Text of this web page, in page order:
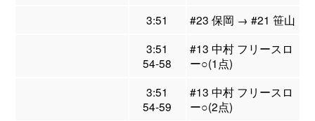
3:51
#23 保岡 → #21 笹山
3:51
54-58
#13 中村 フリースロ
ー○(1点)
3:51
54-59
#13 中村 フリースロ
ー○(2点)